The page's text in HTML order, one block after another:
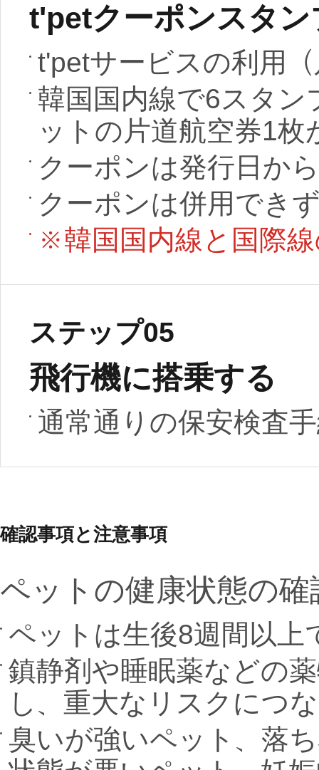
t'petクーポンスタン
t'petサービスの利用
韓国国内線で6スタン
ットの片道航空券1
クーポンは発行日か
クーポンは併用でき
※韓国国内線と国際
ステップ05
飛行機に搭乗する
通常通りの保安検査
確認事項と注意事項
ペットの健康状態の確
ペットは生後8週間以上
鎮静剤や睡眠薬などの
し、重大なリスクにつ
臭いが強いペット、落